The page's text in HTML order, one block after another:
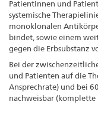
Patientinnen und
systemische
monoklonalen
bindet, sowie einem
gegen die Erbsubstanz
Bei der
und Patienten auf die
Ansprechrate) und bei
nachweisbar (komplette